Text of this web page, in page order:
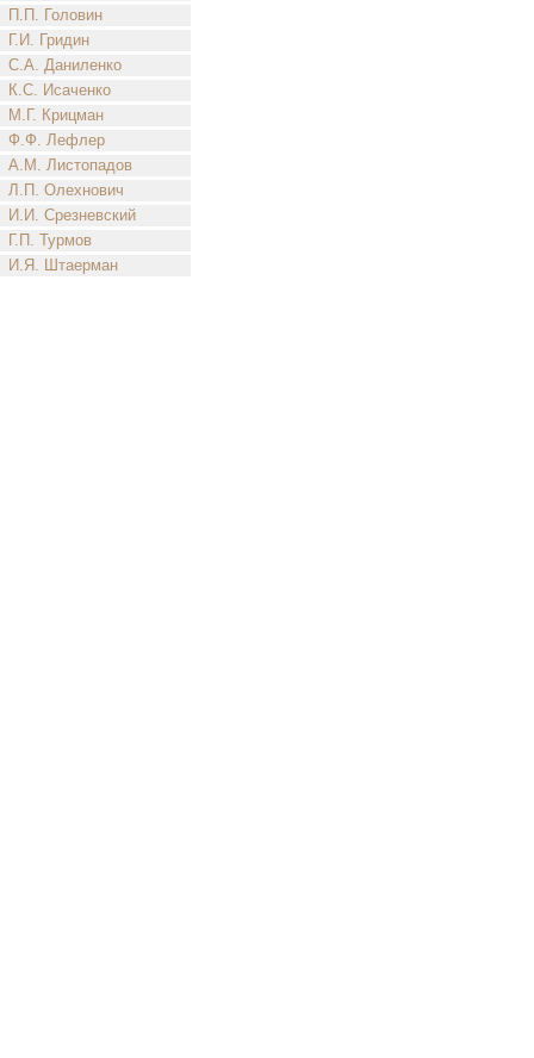
П.П. Головин
Г.И. Гридин
С.А. Даниленко
К.С. Исаченко
М.Г. Крицман
Ф.Ф. Лефлер
А.М. Листопадов
Л.П. Олехнович
И.И. Срезневский
Г.П. Турмов
И.Я. Штаерман